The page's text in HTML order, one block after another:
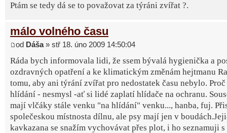
Ptám se tedy dá se to považovat za týráni zvířat ?.
málo volného času
od Dáša» stř 18. úno 2009 14:50:04
Ráda bych informovala lidi, že ssem bývalá hygienička a
ozdravných opatření a ke klimatickým změnám hejtmanu
tomu, aby ani týrání zvířat pro nedostatek času nebylo.
hlídání - nesmysl -ať si lidé zaplatí hlídače na ochranu.
mají vlčáky stále venku "na hlídání" venku..., hanba, fuj.
společeskou místnosta dílnu, ale psy mají jen v
kavkazana se snažím vychovávat přes plot, i ho seznamuji